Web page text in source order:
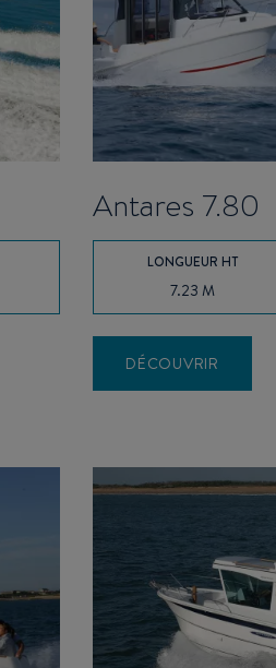
Antares 7.80
LONGUEUR HT
7.23 M
DÉCOUVRIR